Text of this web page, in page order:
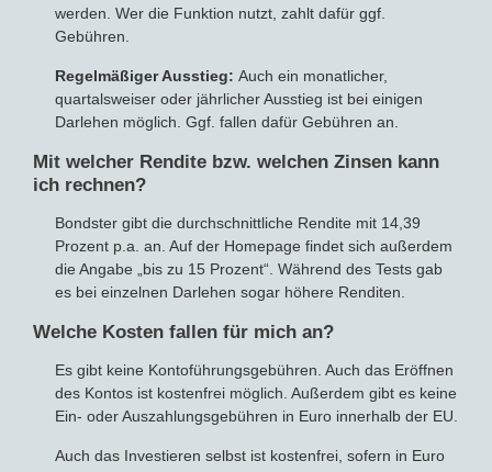
werden. Wer die Funktion nutzt, zahlt dafür ggf.
Gebühren.
Regelmäßiger Ausstieg: Auch ein monatlicher,
quartalsweiser oder jährlicher Ausstieg ist bei einigen
Darlehen möglich. Ggf. fallen dafür Gebühren an.
Mit welcher Rendite bzw. welchen Zinsen kann
ich rechnen?
Bondster gibt die durchschnittliche Rendite mit 14,39
Prozent p.a. an. Auf der Homepage findet sich außerdem
die Angabe „bis zu 15 Prozent“. Während des Tests gab
es bei einzelnen Darlehen sogar höhere Renditen.
Welche Kosten fallen für mich an?
Es gibt keine Kontoführungsgebühren. Auch das Eröffnen
des Kontos ist kostenfrei möglich. Außerdem gibt es keine
Ein- oder Auszahlungsgebühren in Euro innerhalb der EU.
Auch das Investieren selbst ist kostenfrei, sofern in Euro